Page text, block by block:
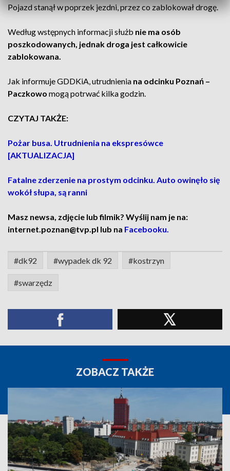
Pojazd stanął w poprzek jezdni, przez co zablokował drogę.
Według wstępnych informacji służb nie ma osób
poszkodowanych, jednak droga jest całkowicie
zablokowana.
Jak informuje GDDKiA, utrudnienia na odcinku Poznań –
Paczkowo mogą potrwać kilka godzin.
CZYTAJ TAKŻE:
Pożar busa. Utrudnienia na ekspresówce
[AKTUALIZACJA]
Fatalne zderzenie na prostym odcinku. Auto owinęło się
wokół słupa, są ranni
Masz newsa, zdjęcie lub filmik? Wyślij nam je na:
internet.poznan@tvp.pl lub na Facebooku.
#dk92 #wypadek dk 92 #kostrzyn
#swarzędz
ZOBACZ TAKŻE